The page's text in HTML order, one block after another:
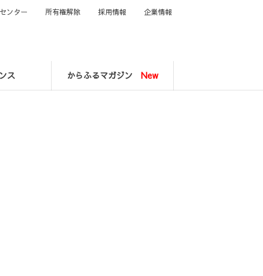
ス からふるマガジン New
ンター 所有権解除 採用情報 企業情報